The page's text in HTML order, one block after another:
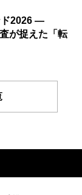
ド2026 ―
が捉えた「転